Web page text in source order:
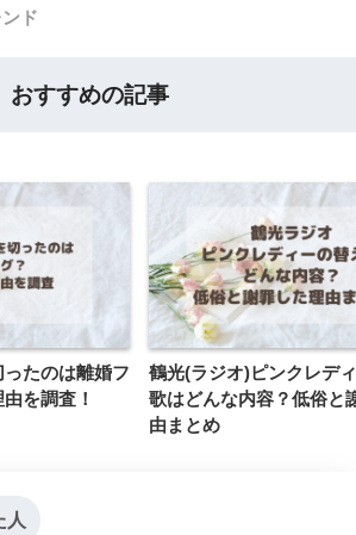
ンド
おすすめの記事
たのは離婚フ
を調査！
鶴光(ラジオ)ピンクレデ
歌はどんな内容？低俗と
由まとめ
人